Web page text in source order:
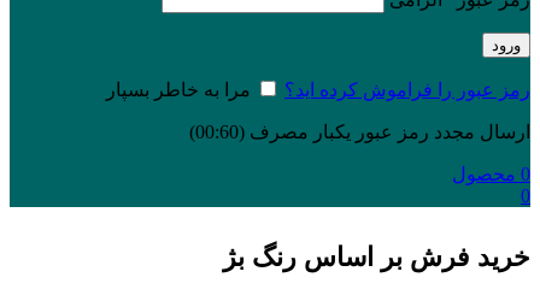
ورود
رمز عبور را فراموش کرده اید؟ مرا به خاطر بسپار
ارسال مجدد رمز عبور یکبار مصرف (00:
60
)
0 محصول
0
خرید فرش بر اساس رنگ بژ